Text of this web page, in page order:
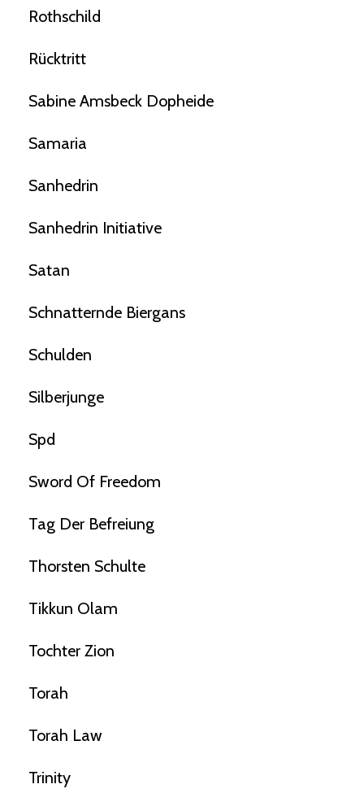
Rothschild
Rücktritt
Sabine Amsbeck Dopheide
Samaria
Sanhedrin
Sanhedrin Initiative
Satan
Schnatternde Biergans
Schulden
Silberjunge
Spd
Sword Of Freedom
Tag Der Befreiung
Thorsten Schulte
Tikkun Olam
Tochter Zion
Torah
Torah Law
Trinity